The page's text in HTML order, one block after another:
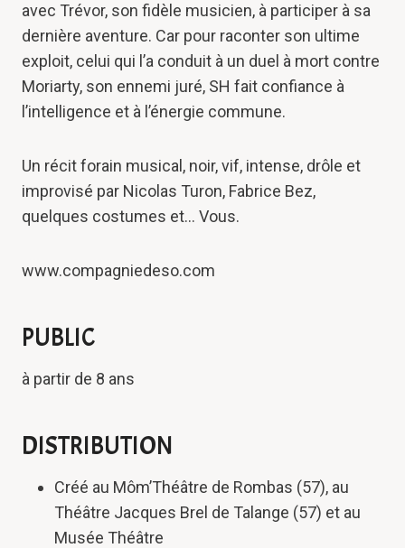
avec Trévor, son fidèle musicien, à participer à sa
dernière aventure. Car pour raconter son ultime
exploit, celui qui l’a conduit à un duel à mort contre
Moriarty, son ennemi juré, SH fait confiance à
l’intelligence et à l’énergie commune.
Un récit forain musical, noir, vif, intense, drôle et
improvisé par Nicolas Turon, Fabrice Bez,
quelques costumes et… Vous.
www.compagniedeso.com
PUBLIC
à partir de 8 ans
DISTRIBUTION
Créé au Môm’Théâtre de Rombas (57), au
Théâtre Jacques Brel de Talange (57) et au
Musée Théâtre